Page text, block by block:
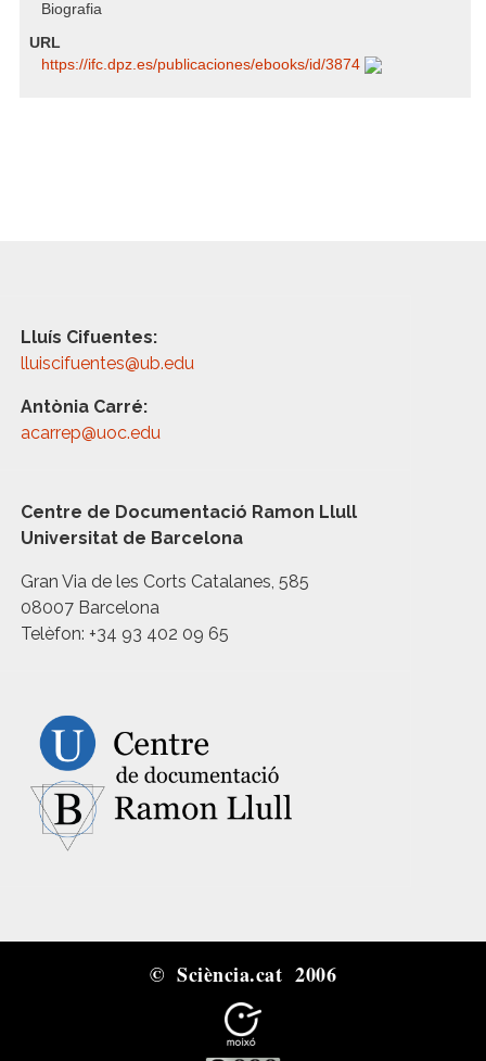
Biografia
URL
https:/​/​ifc.dpz.es/​publicaciones/​ebooks/​id/​3874
Lluís Cifuentes:
lluiscifuentes@ub.edu
Antònia Carré:
acarrep@uoc.edu
Centre de Documentació Ramon Llull
Universitat de Barcelona
Gran Via de les Corts Catalanes, 585
08007 Barcelona
Telèfon: +34 93 402 09 65
© Sciència.cat 2006